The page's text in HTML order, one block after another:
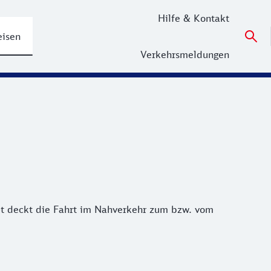
Hilfe & Kontakt
Verkehrsmeldungen
deckt die Fahrt im Nahverkehr zum bzw. vom